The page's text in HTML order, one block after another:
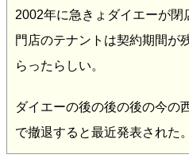
2002年に急きょダイエーが
門店のテナントは契約期間が
らったらしい。
ダイエーの後の後の後の今の
で撤退すると最近発表された。